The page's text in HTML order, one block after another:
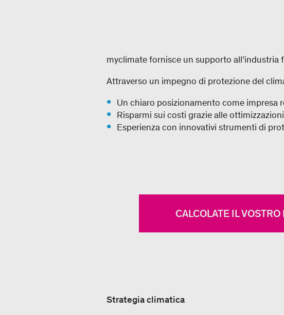
myclimate fornisce un supporto
Attraverso un impegno di protezione del
Un chiaro posizionamento come impresa
Risparmi sui costi grazie alle
Esperienza con innovativi strumenti di
CALCOLATE IL
Strategia climatica